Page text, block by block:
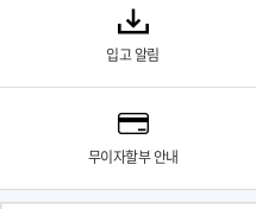
입고 알림
무이자할부 안내